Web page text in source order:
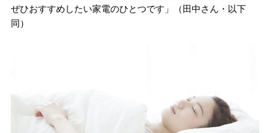
ぜひおすすめしたい家電のひとつです」（田中さん・以下
同）